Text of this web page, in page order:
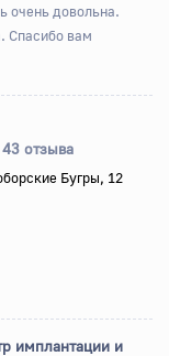
очень довольна.
Спасибо вам
43 отзыва
Бугры, 12
имплантации и